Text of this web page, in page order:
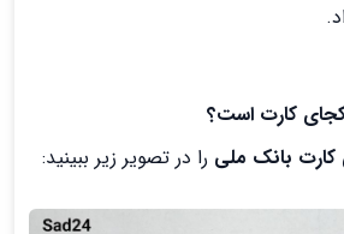
کارت است؟
کارت بانک ملی را در تصویر زیر ببینید: